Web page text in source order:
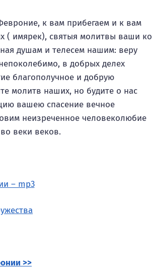
к вам прибегаем и к вам
( имярек), святыя молитвы ваши ко
душам и телесем нашим: веру
в добрых делех
благополучное и добрую
молитв наших, но будите о нас
вашею спасение вечное
неизреченное человеколюбие
веки веков.
– mp3
>>